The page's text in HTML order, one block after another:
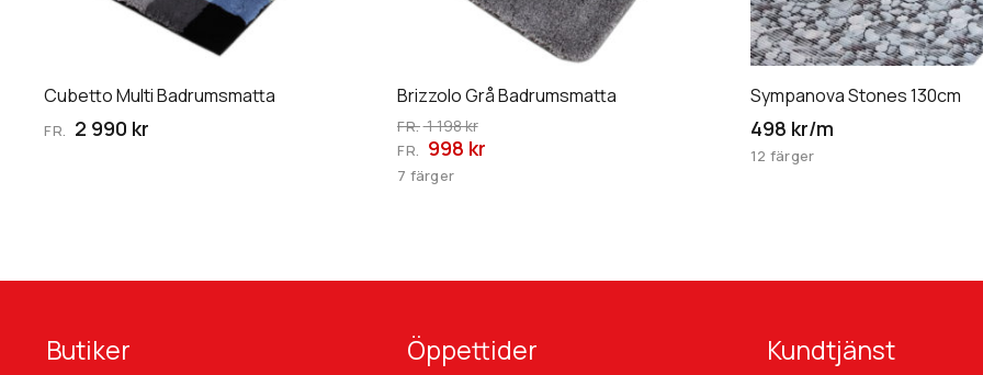
Cubetto Multi Badrumsmatta
FR. 2 990 kr
kan
väljas
Brizzolo Grå Badrumsmatta
FR.1 198 kr
FR. 998 kr
7 färger
kan
väljas
på
produktsidan
Sympanova Stones 130cm
498 kr/m
12 färger
Butiker Öppettider Kundtjänst